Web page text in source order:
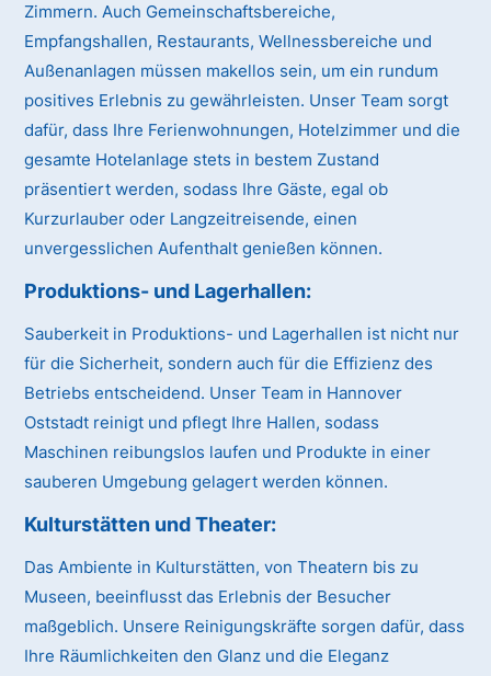
Zimmern. Auch Gemeinschaftsbereiche,
Empfangshallen, Restaurants, Wellnessbereiche und
Außenanlagen müssen makellos sein, um ein rundum
positives Erlebnis zu gewährleisten. Unser Team sorgt
dafür, dass Ihre Ferienwohnungen, Hotelzimmer und die
gesamte Hotelanlage stets in bestem Zustand
präsentiert werden, sodass Ihre Gäste, egal ob
Kurzurlauber oder Langzeitreisende, einen
unvergesslichen Aufenthalt genießen können.
Produktions- und Lagerhallen:
Sauberkeit in Produktions- und Lagerhallen ist nicht nur
für die Sicherheit, sondern auch für die Effizienz des
Betriebs entscheidend. Unser Team in Hannover
Oststadt reinigt und pflegt Ihre Hallen, sodass
Maschinen reibungslos laufen und Produkte in einer
sauberen Umgebung gelagert werden können.
Kulturstätten und Theater:
Das Ambiente in Kulturstätten, von Theatern bis zu
Museen, beeinflusst das Erlebnis der Besucher
maßgeblich. Unsere Reinigungskräfte sorgen dafür, dass
Ihre Räumlichkeiten den Glanz und die Eleganz